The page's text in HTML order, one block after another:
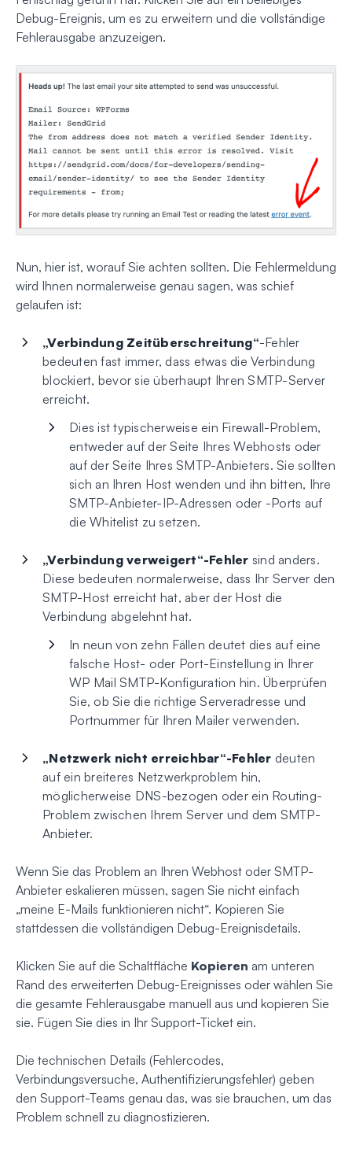
Debug-Ereignis, um es zu erweitern und die vollständige
Fehlerausgabe anzuzeigen.
Nun, hier ist, worauf Sie achten sollten. Die Fehlermeldung
wird Ihnen normalerweise genau sagen, was schief
gelaufen ist:
„Verbindung Zeitüberschreitung“-Fehler
bedeuten fast immer, dass etwas die Verbindung
blockiert, bevor sie überhaupt Ihren SMTP-Server
erreicht.
Dies ist typischerweise ein Firewall-Problem,
entweder auf der Seite Ihres Webhosts oder
auf der Seite Ihres SMTP-Anbieters. Sie sollten
sich an Ihren Host wenden und ihn bitten, Ihre
SMTP-Anbieter-IP-Adressen oder -Ports auf
die Whitelist zu setzen.
„Verbindung verweigert“-Fehler sind anders.
Diese bedeuten normalerweise, dass Ihr Server den
SMTP-Host erreicht hat, aber der Host die
Verbindung abgelehnt hat.
In neun von zehn Fällen deutet dies auf eine
falsche Host- oder Port-Einstellung in Ihrer
WP Mail SMTP-Konfiguration hin. Überprüfen
Sie, ob Sie die richtige Serveradresse und
Portnummer für Ihren Mailer verwenden.
„Netzwerk nicht erreichbar“-Fehler deuten
auf ein breiteres Netzwerkproblem hin,
möglicherweise DNS-bezogen oder ein Routing-
Problem zwischen Ihrem Server und dem SMTP-
Anbieter.
Wenn Sie das Problem an Ihren Webhost oder SMTP-
Anbieter eskalieren müssen, sagen Sie nicht einfach
„meine E-Mails funktionieren nicht“. Kopieren Sie
stattdessen die vollständigen Debug-Ereignisdetails.
Klicken Sie auf die Schaltfläche Kopieren am unteren
Rand des erweiterten Debug-Ereignisses oder wählen Sie
die gesamte Fehlerausgabe manuell aus und kopieren Sie
sie. Fügen Sie dies in Ihr Support-Ticket ein.
Die technischen Details (Fehlercodes,
Verbindungsversuche, Authentifizierungsfehler) geben
den Support-Teams genau das, was sie brauchen, um das
Problem schnell zu diagnostizieren.